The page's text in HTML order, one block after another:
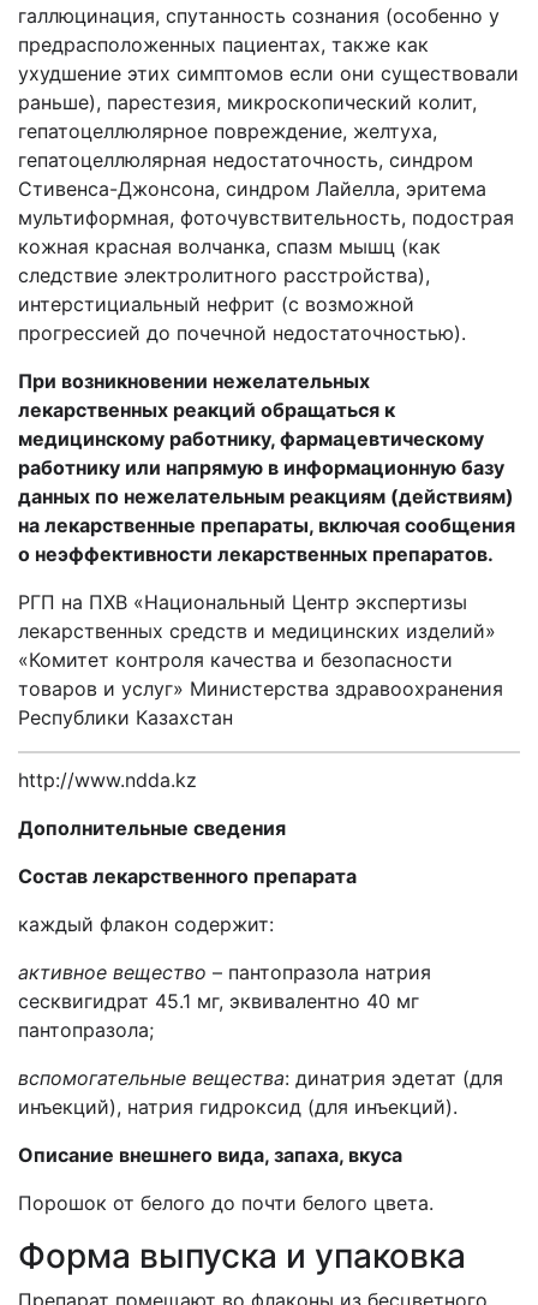
галлюцинация, спутанность сознания (особенно у
предрасположенных пациентах, также как
ухудшение этих симптомов если они существовали
раньше), парестезия, микроскопический колит,
гепатоцеллюлярное повреждение, желтуха,
гепатоцеллюлярная недостаточность, синдром
Стивенса-Джонсона, синдром Лайелла, эритема
мультиформная, фоточувствительность, подострая
кожная красная волчанка, спазм мышц (как
следствие электролитного расстройства),
интерстициальный нефрит (с возможной
прогрессией до почечной недостаточностью).
При возникновении нежелательных
лекарственных реакций обращаться к
медицинскому работнику, фармацевтическому
работнику или напрямую в информационную базу
данных по нежелательным реакциям (действиям)
на лекарственные препараты, включая сообщения
о неэффективности лекарственных препаратов.
РГП на ПХВ «Национальный Центр экспертизы
лекарственных средств и медицинских изделий»
«Комитет контроля качества и безопасности
товаров и услуг» Министерства здравоохранения
Республики Казахстан
http://www.ndda.kz
Дополнительные сведения
Состав лекарственного препарата
каждый флакон содержит:
активное вещество – пантопразола натрия
сесквигидрат 45.1 мг, эквивалентно 40 мг
пантопразола;
вспомогательные вещества: динатрия эдетат (для
инъекций), натрия гидроксид (для инъекций).
Описание внешнего вида, запаха, вкуса
Порошок от белого до почти белого цвета.
Форма выпуска и упаковка
Препарат помещают во флаконы из бесцветного